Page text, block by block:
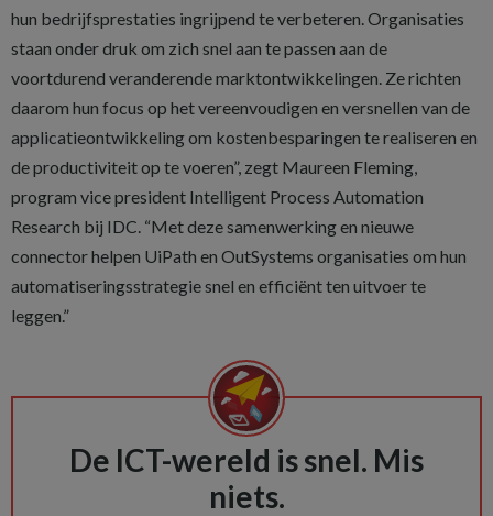
hun bedrijfsprestaties ingrijpend te verbeteren. Organisaties
staan onder druk om zich snel aan te passen aan de
voortdurend veranderende marktontwikkelingen. Ze richten
daarom hun focus op het vereenvoudigen en versnellen van de
applicatieontwikkeling om kostenbesparingen te realiseren en
de productiviteit op te voeren”, zegt Maureen Fleming,
program vice president Intelligent Process Automation
Research bij IDC. “Met deze samenwerking en nieuwe
connector helpen UiPath en OutSystems organisaties om hun
automatiseringsstrategie snel en efficiënt ten uitvoer te
leggen.”
De ICT-wereld is snel. Mis
niets.